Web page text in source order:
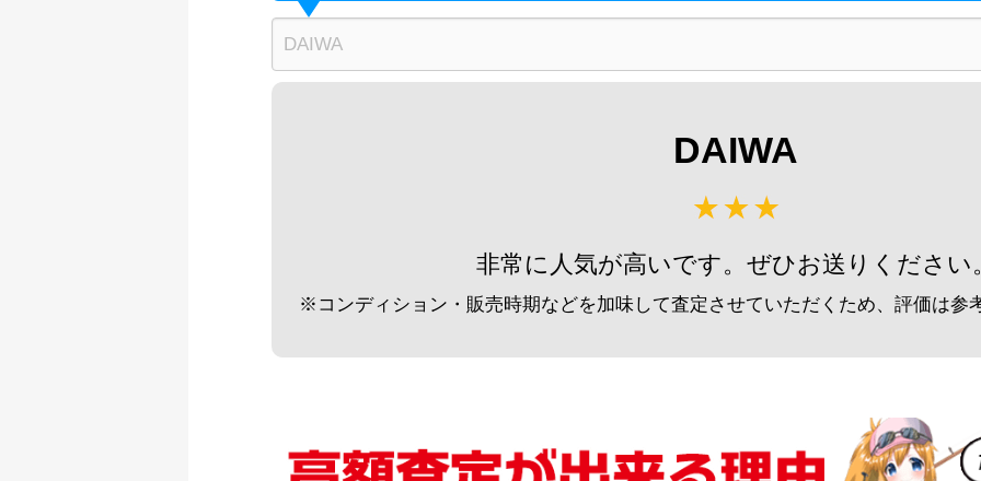
ダイワ 荒法師 武天K 18尺 へら竿 未使用
釣具買取クーポン g-turi20260807 （2026/08/31迄）
（2026/08/31迄）
ダイワ 荒法師 武天J 11尺 へら竿 未使用
ダイワ 荒法師 武天Ｋ16尺 へら竿 未使用
釣具買取クーポン g-turi20260810 （2026/08/31迄）
シマノ へら竿 飛天弓 閃光レインボー 27尺 未使用
釣具買取クーポン g-turi20260702 （2026/07/31迄）
DAIWA
非常に人気が高いです。ぜひお送りください
※コンディション・販売時期などを加味して査定させていただくため、評価は参